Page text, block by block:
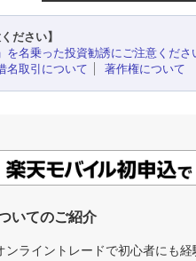
ださい】
を名乗った投資勧誘にご注意くださ
名取引について
著作権について
いてのご紹介
ンライントレードで初心者にも